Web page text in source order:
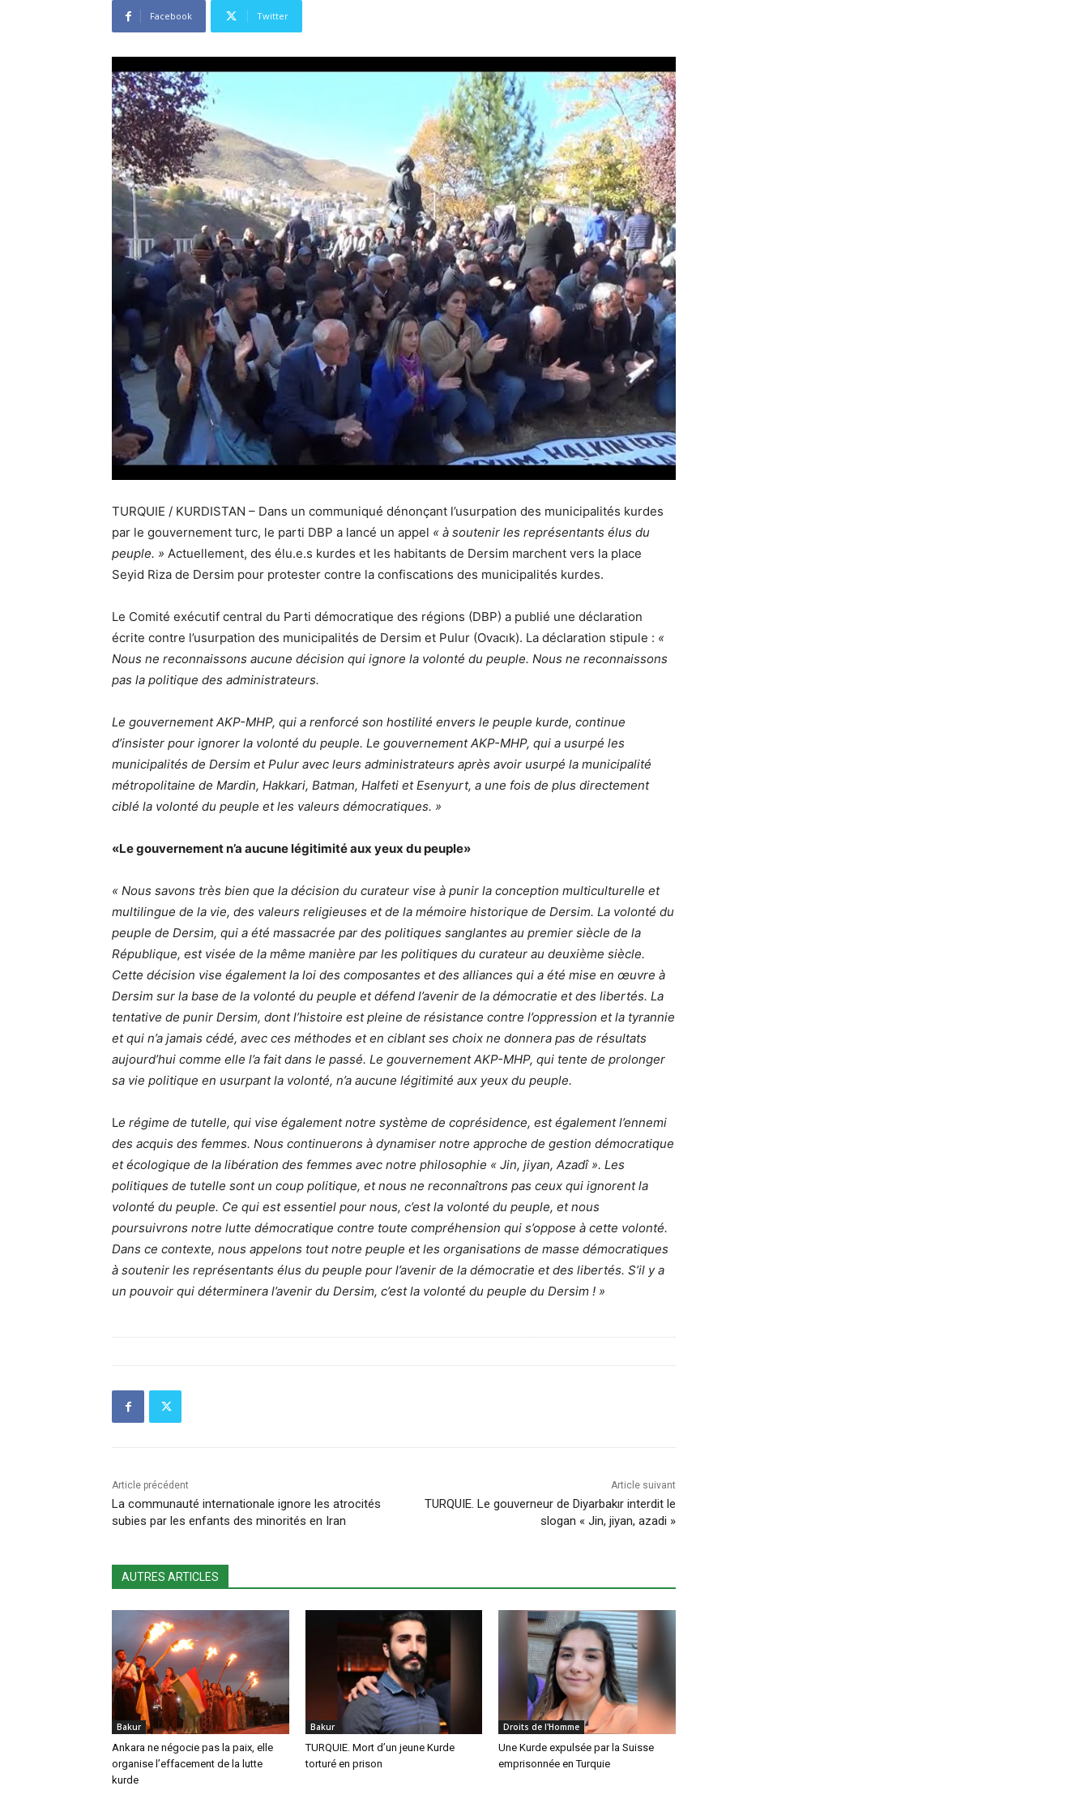
Facebook Twitter
TURQUIE / KURDISTAN – Dans un communiqué dénonçant l’usurpation des municipalités kurdes
par le gouvernement turc, le parti DBP a lancé un appel « à soutenir les représentants élus du
peuple. » Actuellement, des élu.e.s kurdes et les habitants de Dersim marchent vers la place
Seyid Riza de Dersim pour protester contre la confiscations des municipalités kurdes.
Le Comité exécutif central du Parti démocratique des régions (DBP) a publié une déclaration
écrite contre l’usurpation des municipalités de Dersim et Pulur (Ovacık). La déclaration stipule : «
Nous ne reconnaissons aucune décision qui ignore la volonté du peuple. Nous ne reconnaissons
pas la politique des administrateurs.
Le gouvernement AKP-MHP, qui a renforcé son hostilité envers le peuple kurde, continue
d’insister pour ignorer la volonté du peuple. Le gouvernement AKP-MHP, qui a usurpé les
municipalités de Dersim et Pulur avec leurs administrateurs après avoir usurpé la municipalité
métropolitaine de Mardin, Hakkari, Batman, Halfeti et Esenyurt, a une fois de plus directement
ciblé la volonté du peuple et les valeurs démocratiques. »
«Le gouvernement n’a aucune légitimité aux yeux du peuple»
« Nous savons très bien que la décision du curateur vise à punir la conception multiculturelle et
multilingue de la vie, des valeurs religieuses et de la mémoire historique de Dersim. La volonté du
peuple de Dersim, qui a été massacrée par des politiques sanglantes au premier siècle de la
République, est visée de la même manière par les politiques du curateur au deuxième siècle.
Cette décision vise également la loi des composantes et des alliances qui a été mise en œuvre à
Dersim sur la base de la volonté du peuple et défend l’avenir de la démocratie et des libertés. La
tentative de punir Dersim, dont l’histoire est pleine de résistance contre l’oppression et la tyrannie
et qui n’a jamais cédé, avec ces méthodes et en ciblant ses choix ne donnera pas de résultats
aujourd’hui comme elle l’a fait dans le passé. Le gouvernement AKP-MHP, qui tente de prolonger
sa vie politique en usurpant la volonté, n’a aucune légitimité aux yeux du peuple.
Le régime de tutelle, qui vise également notre système de coprésidence, est également l’ennemi
des acquis des femmes. Nous continuerons à dynamiser notre approche de gestion démocratique
et écologique de la libération des femmes avec notre philosophie « Jin, jiyan, Azadî ». Les
politiques de tutelle sont un coup politique, et nous ne reconnaîtrons pas ceux qui ignorent la
volonté du peuple. Ce qui est essentiel pour nous, c’est la volonté du peuple, et nous
poursuivrons notre lutte démocratique contre toute compréhension qui s’oppose à cette volonté.
Dans ce contexte, nous appelons tout notre peuple et les organisations de masse démocratiques
à soutenir les représentants élus du peuple pour l’avenir de la démocratie et des libertés. S’il y a
un pouvoir qui déterminera l’avenir du Dersim, c’est la volonté du peuple du Dersim ! »
Article précédent
La communauté internationale ignore les atrocités
subies par les enfants des minorités en Iran
Article suivant
TURQUIE. Le gouverneur de Diyarbakır interdit le
slogan « Jin, jiyan, azadi »
AUTRES ARTICLES
Bakur
Ankara ne négocie pas la paix, elle
organise l’effacement de la lutte
kurde
Bakur
TURQUIE. Mort d’un jeune Kurde
torturé en prison
Droits de l'Homme
Une Kurde expulsée par la Suisse
emprisonnée en Turquie